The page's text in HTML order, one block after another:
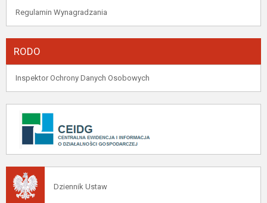
Regulamin Wynagradzania
RODO
Inspektor Ochrony Danych Osobowych
Dziennik Ustaw